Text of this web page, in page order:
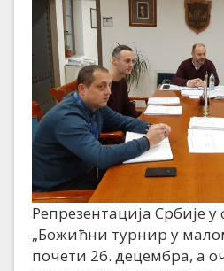
Репрезентација Србије
„Божићни турнир у
почети 26. децембра, а